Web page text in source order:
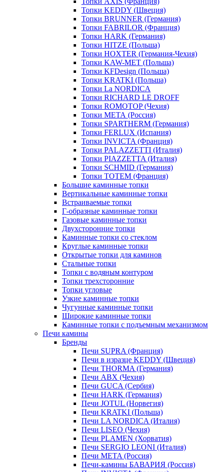
Топки KEDDY (Швеция)
Топки BRUNNER (Германия)
Топки FABRILOR (Франция)
Топки HARK (Германия)
Топки HITZE (Польша)
Топки HOXTER (Германия-Чехия)
Топки KAW-MET (Польша)
Топки KFDesign (Польша)
Топки KRATKI (Польша)
Топки La NORDICA
Топки RICHARD LE DROFF
Топки ROMOTOP (Чехия)
Топки МЕТА (Россия)
Топки SPARTHERM (Германия)
Топки FERLUX (Испания)
Топки INVICTA (Франция)
Топки PALAZZETTI (Италия)
Топки PIAZZETTA (Италия)
Топки SCHMID (Германия)
Топки TOTEM (Франция)
Большие каминные топки
Вертикальные каминные топки
Встраиваемые топки
Г-образные каминные топки
Газовые каминные топки
Двухсторонние топки
Каминные топки со стеклом
Круглые каминные топки
Открытые топки для каминов
Стальные топки
Топки с водяным контуром
Топки трехсторонние
Топки угловые
Узкие каминные топки
Чугунные каминные топки
Широкие каминные топки
Каминные топки с подъемным механизмом
Печи камины
Бренды
Печи SUPRA (Франция)
Печи в изразце KEDDY (Швеция)
Печи THORMA (Германия)
Печи ABX (Чехия)
Печи GUCA (Сербия)
Печи HARK (Германия)
Печи JOTUL (Норвегия)
Печи KRATKI (Польша)
Печи LA NORDICA (Италия)
Печи LISEO (Чехия)
Печи PLAMEN (Хорватия)
Печи SERGIO LEONI (Италия)
Печи META (Россия)
Печи-камины БАВАРИЯ (Россия)